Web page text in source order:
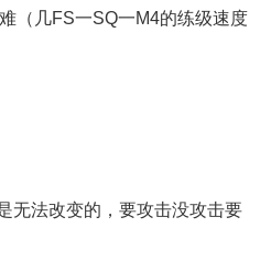
几FS一SQ一M4的练级速度
法改变的，要攻击没攻击要